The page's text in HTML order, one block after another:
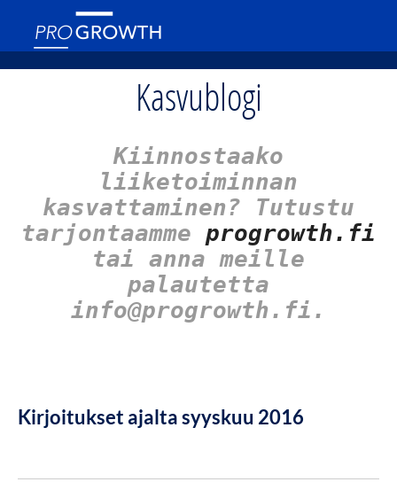
Kasvublogi
Kiinnostaako
liiketoiminnan
kasvattaminen? Tutustu
tarjontaamme progrowth.fi
tai anna meille
palautetta
info@progrowth.fi.
Kirjoitukset ajalta syyskuu 2016